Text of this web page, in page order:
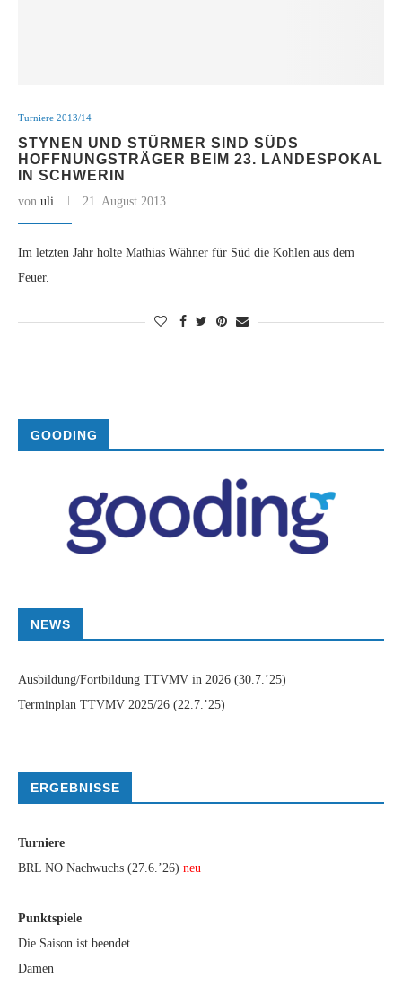
Turniere 2013/14
STYNEN UND STÜRMER SIND SÜDS
HOFFNUNGSTRÄGER BEIM 23. LANDESPOKAL
IN SCHWERIN
von uli 21. August 2013
Im letzten Jahr holte Mathias Wähner für Süd die Kohlen aus dem
Feuer.
GOODING
NEWS
Ausbildung/Fortbildung TTVMV in 2026 (30.7.’25)
Terminplan TTVMV 2025/26 (22.7.’25)
ERGEBNISSE
Turniere
BRL NO Nachwuchs (27.6.’26) neu
—
Punktspiele
Die Saison ist beendet.
Damen